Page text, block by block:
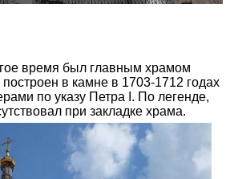
время был главным храмом
в камне в 1703-1712 годах
по указу Петра I. По легенде,
при закладке храма.